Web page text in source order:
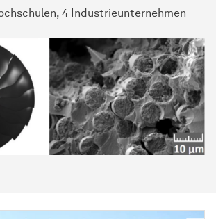
4 Industrieunternehmen